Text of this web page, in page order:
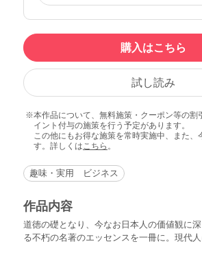
購入はこちら
試し読み
本作品について、無料施策・クーポン等の割
イント付与の施策を行う予定があります。
この他にもお得な施策を常時実施中、また、
す。詳しくは こちら 。
趣味・実用 ビジネス
作品内容
道徳の礎となり、今なお日本人の価値観に
る不朽の名著のエッセンスを一冊に。現代